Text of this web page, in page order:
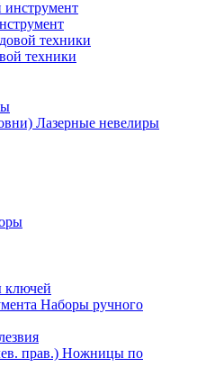
техники
Лазерные невелиры
ключей
Наборы ручного
Ножницы по